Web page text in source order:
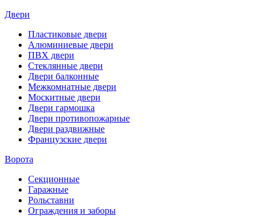
Двери
Пластиковые двери
Алюминиевые двери
ПВХ двери
Стеклянные двери
Двери балконные
Межкомнатные двери
Москитные двери
Двери гармошка
Двери противопожарные
Двери раздвижные
Французские двери
Ворота
Секционные
Гаражные
Рольставни
Ограждения и заборы